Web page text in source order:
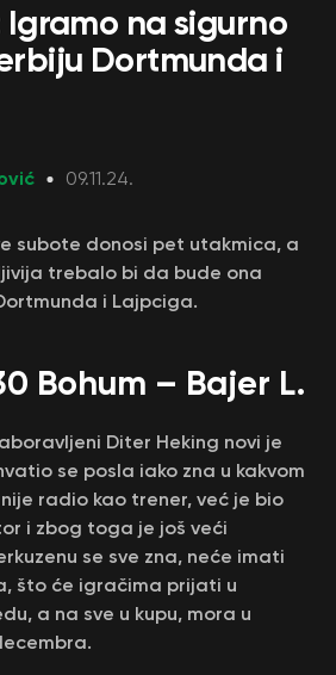
Igramo na sigurno
Dortmunda i
09.11.24.
subote donosi pet utakmica, a
trebalo bi da bude ona
i Lajpciga.
Bohum – Bajer L.
Diter Heking novi je
se posla iako zna u kakvom
radio kao trener, već je bio
i zbog toga je još veći
se sve zna, neće imati
što će igračima prijati u
a na sve u kupu, mora u